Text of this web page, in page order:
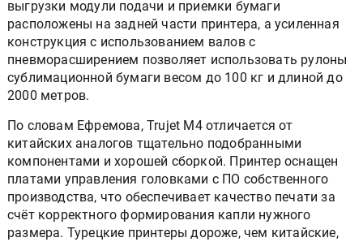
выгрузки модули подачи и приемки бумаги
расположены на задней части принтера, а усиленная
конструкция с использованием валов с
пневморасширением позволяет использовать рулоны
сублимационной бумаги весом до 100 кг и длиной до
2000 метров.
По словам Ефремова, Trujet M4 отличается от
китайских аналогов тщательно подобранными
компонентами и хорошей сборкой. Принтер оснащен
платами управления головками с ПО собственного
производства, что обеспечивает качество печати за
счёт корректного формирования капли нужного
размера. Турецкие принтеры дороже, чем китайские,